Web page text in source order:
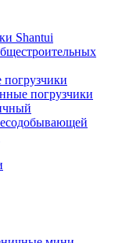
Shantui
погрузчики
погрузчики